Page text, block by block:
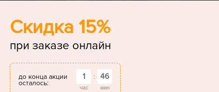
Скидка 15%
при заказе онлайн
до конца акции
осталось:
1
час
: 46
мин